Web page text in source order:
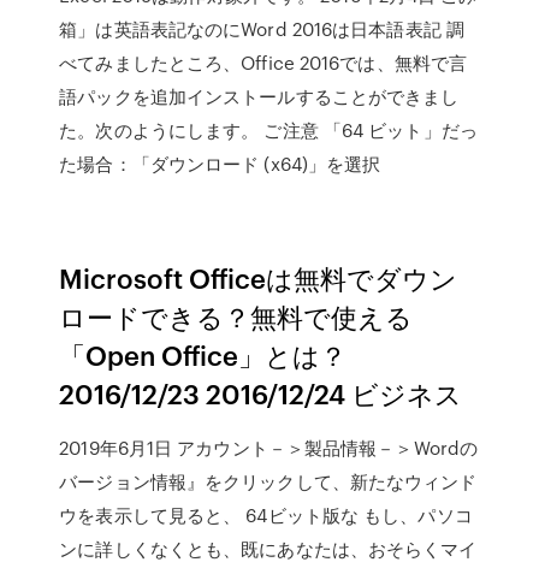
箱」は英語表記なのにWord 2016は日本語表記 調
べてみましたところ、Office 2016では、無料で言
語パックを追加インストールすることができまし
た。次のようにします。 ご注意 「64 ビット」だっ
た場合：「ダウンロード (x64)」を選択
Microsoft Officeは無料でダウン
ロードできる？無料で使える
「Open Office」とは？
2016/12/23 2016/12/24 ビジネス
2019年6月1日 アカウント－＞製品情報－＞Wordの
バージョン情報』をクリックして、新たなウィンド
ウを表示して見ると、 64ビット版な もし、パソコ
ンに詳しくなくとも、既にあなたは、おそらくマイ